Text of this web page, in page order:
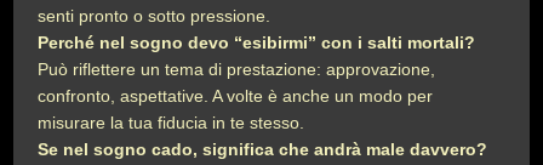
senti pronto o sotto pressione.
Perché nel sogno devo “esibirmi” con i salti mortali?
Può riflettere un tema di prestazione: approvazione,
confronto, aspettative. A volte è anche un modo per
misurare la tua fiducia in te stesso.
Se nel sogno cado, significa che andrà male davvero?